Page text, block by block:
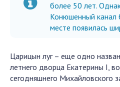
более 50 лет.
Конюшенный канал
месте появилась
Царицын луг – еще одно
летнего дворца Екатерины I,
сегодняшнего Михайловского